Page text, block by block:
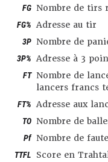
FG Nombre de tirs
FG% Adresse au tir
3P Nombre de
3P% Adresse à 3
FT Nombre de
lancers francs
FT% Adresse aux
TO Nombre de
Pf Nombre de
TTFL Score en